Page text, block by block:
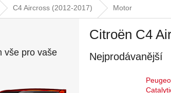
C4 Aircross (2012-2017) Motor
vše pro vaše
Citroën C4
Nejprodávanější